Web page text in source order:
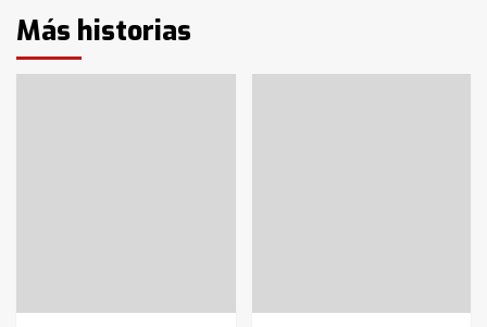
Más historias